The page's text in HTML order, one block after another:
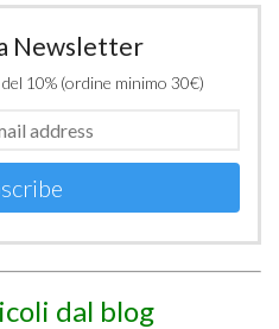
Newsletter
10% (ordine minimo 30€)
dal blog